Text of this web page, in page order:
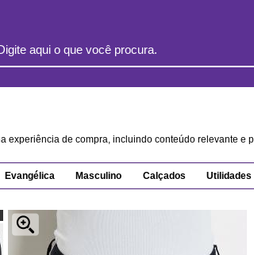
experiência de compra, incluindo conteúdo relevante
Evangélica Masculino Calçados Utilidades